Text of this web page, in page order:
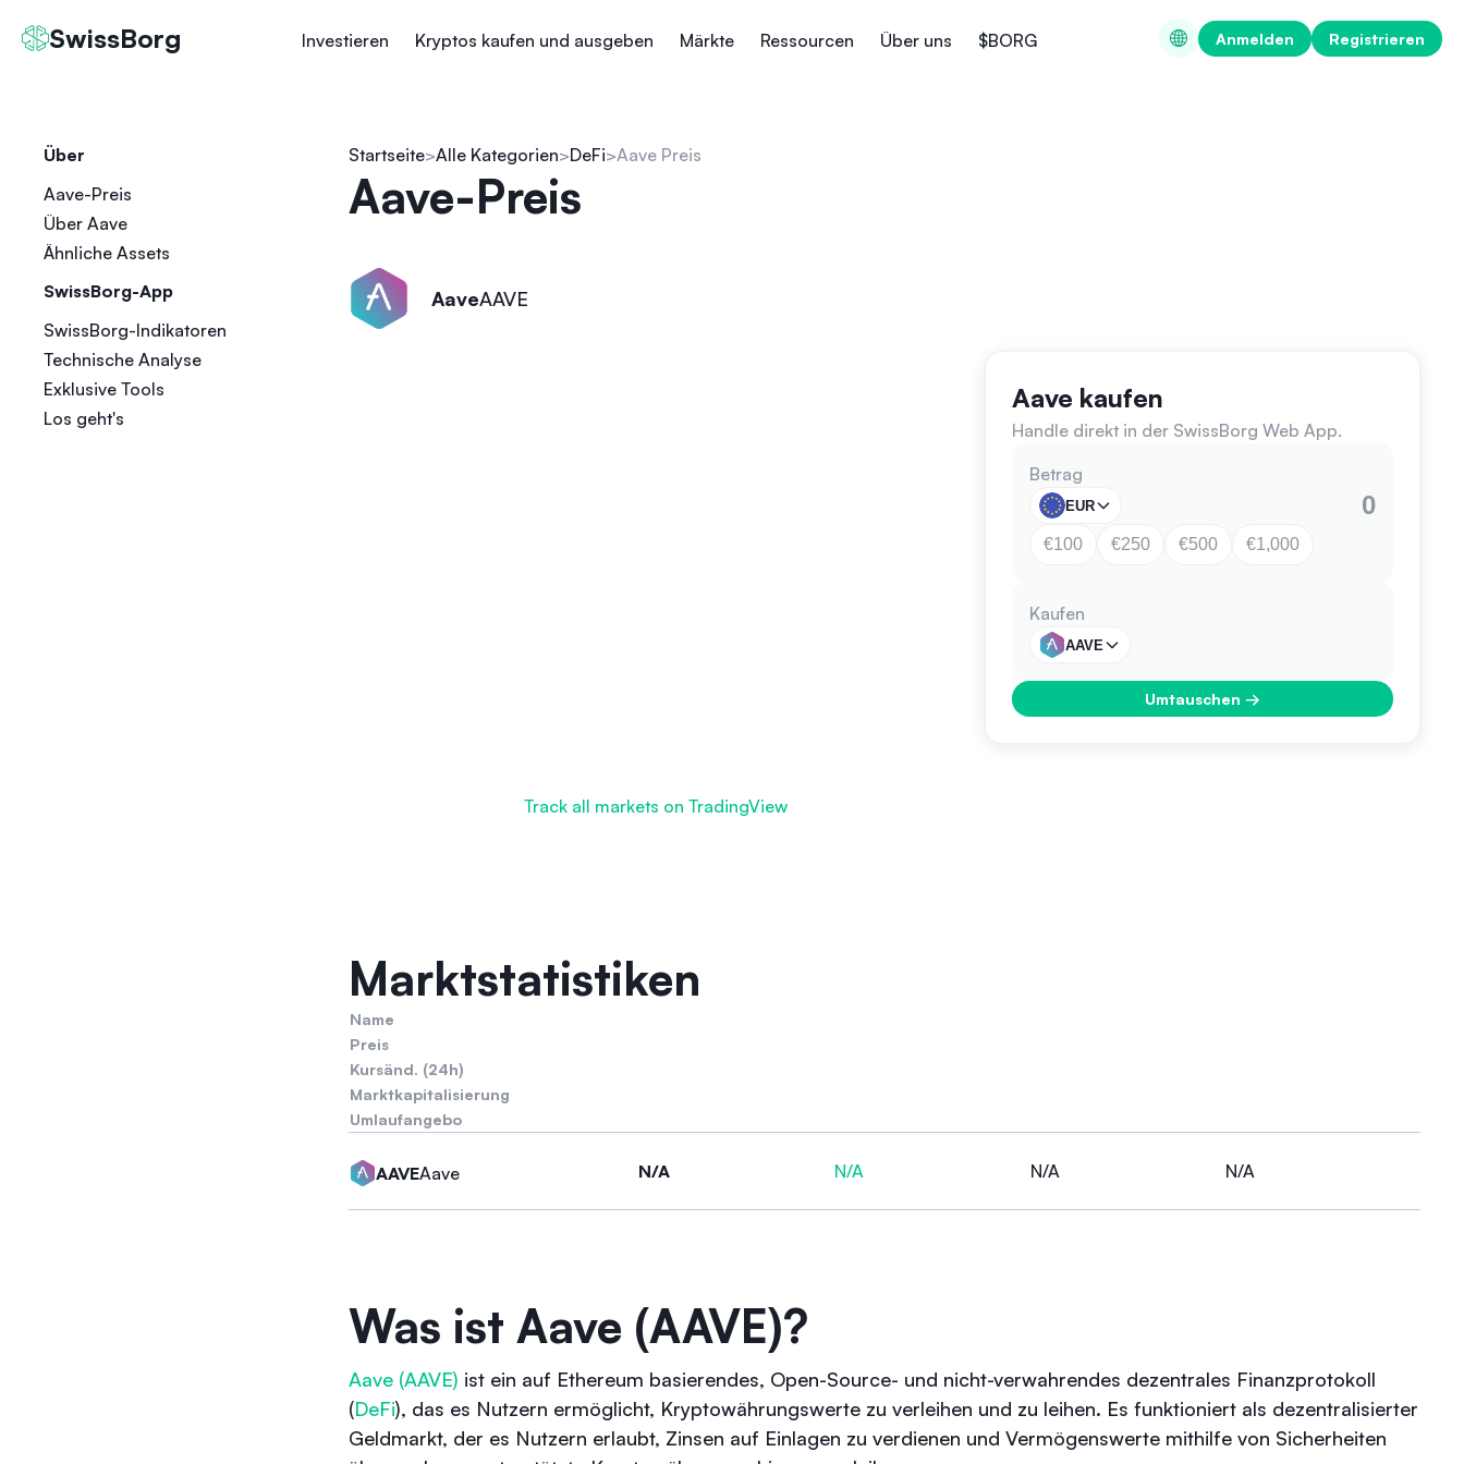
SwissBorg Investieren Kryptos kaufen und ausgeben Märkte Ressourcen Über uns $BORG Anmelden Registrieren
Über
Aave-Preis
Über Aave
Ähnliche Assets
SwissBorg-App
SwissBorg-Indikatoren
Technische Analyse
Exklusive Tools
Los geht's
Startseite Alle Kategorien DeFi Aave Preis
Aave-Preis
AaveAAVE
Aave kaufen
Handle direkt in der SwissBorg Web App.
Betrag
EUR
€100 €250 €500 €1,000
Kaufen
AAVE
Umtauschen →
Track all markets on TradingView
Marktstatistiken
Name
Preis
Kursänd. (24h)
Marktkapitalisierung
Umlaufangebo
AAVEAave N/A N/A N/A N/A
Was ist Aave (AAVE)?
Aave (AAVE) ist ein auf Ethereum basierendes, Open-Source- und nicht-verwahrendes dezentrales Finanzprotokoll
(DeFi), das es Nutzern ermöglicht, Kryptowährungswerte zu verleihen und zu leihen. Es funktioniert als dezentralisierter
Geldmarkt, der es Nutzern erlaubt, Zinsen auf Einlagen zu verdienen und Vermögenswerte mithilfe von Sicherheiten